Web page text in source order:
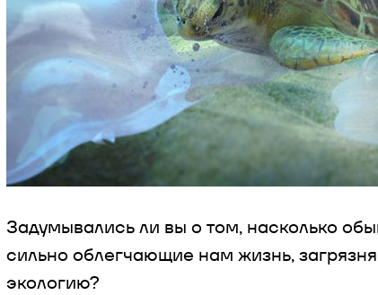
Задумывались ли вы о том, насколько
сильно облегчающие нам жизнь,
экологию?